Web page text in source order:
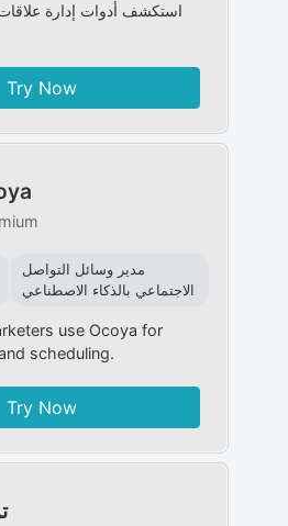
استكشف أدوات إدارة علاقات
Try Now
مدير وسائل التواصل
الاجتماعي بالذكاء الاصطناعي
use Ocoya for
scheduling.
Try Now